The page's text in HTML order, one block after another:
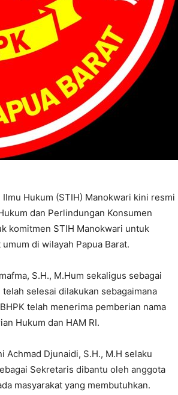
Hukum (STIH) Manokwari kini resmi
dan Perlindungan Konsumen
komitmen STIH Manokwari untuk
di wilayah Papua Barat.
S.H., M.Hum sekaligus sebagai
selesai dilakukan sebagaimana
telah menerima pemberian nama
Hukum dan HAM RI.
Achmad Djunaidi, S.H., M.H selaku
Sekretaris dibantu oleh anggota
masyarakat yang membutuhkan.